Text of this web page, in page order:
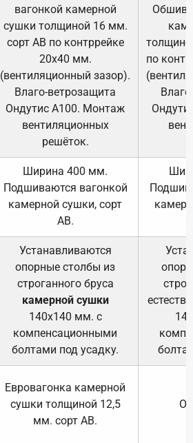
вагонкой камерной
сушки толщиной 16 мм.
сорт АВ по контррейке
20х40 мм.
(вентиляционный зазор).
Влаго-ветрозащита
Ондутис А100. Монтаж
вентиляционных
решёток.
по
Ширина 400 мм.
Подшиваются вагонкой
камерной сушки, сорт
АВ.
Устанавливаются
опорные столбы из
строганного бруса
камерной сушки
140х140 мм. с
компенсационными
болтами под усадку.
Евровагонка камерной
сушки толщиной 12,5
мм. сорт АВ.